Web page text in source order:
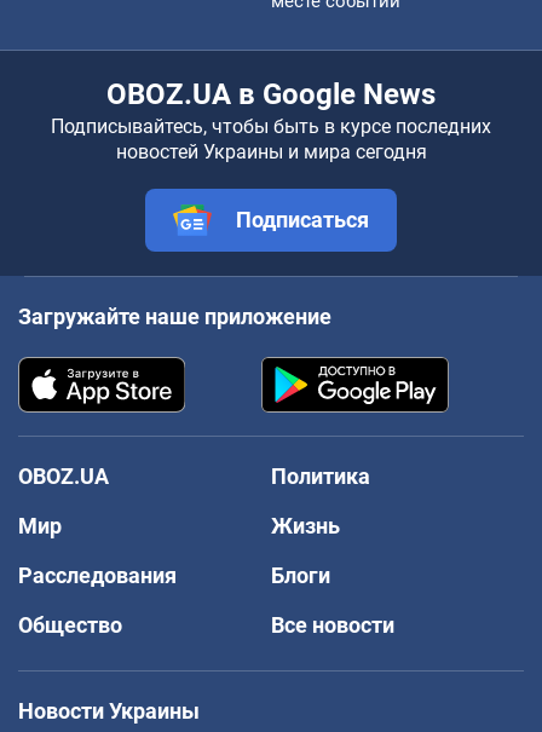
OBOZ.UA в Google News
Подписывайтесь, чтобы быть в курсе последних
новостей Украины и мира сегодня
Подписаться
Загружайте наше приложение
OBOZ.UA
Политика
Мир
Жизнь
Расследования
Блоги
Общество
Все новости
Новости Украины